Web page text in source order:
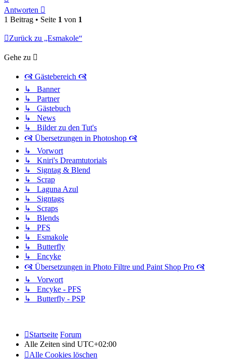
oben
Antworten
1 Beitrag • Seite 1 von 1
Zurück zu „Esmakole“
Gehe zu
🙧 Gästebereich 🙧
↳ Banner
↳ Partner
↳ Gästebuch
↳ News
↳ Bilder zu den Tut's
🙧 Übersetzungen in Photoshop 🙧
↳ Vorwort
↳ Kniri's Dreamtutorials
↳ Signtag & Blend
↳ Scrap
↳ Laguna Azul
↳ Signtags
↳ Scraps
↳ Blends
↳ PFS
↳ Esmakole
↳ Butterfly
↳ Encyke
🙧 Übersetzungen in Photo Filtre und Paint Shop Pro 🙧
↳ Vorwort
↳ Encyke - PFS
↳ Butterfly - PSP
Startseite Forum
Alle Zeiten sind UTC+02:00
Alle Cookies löschen